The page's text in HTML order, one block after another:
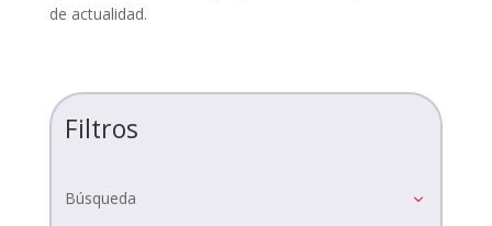
de actualidad.
Filtros
Búsqueda